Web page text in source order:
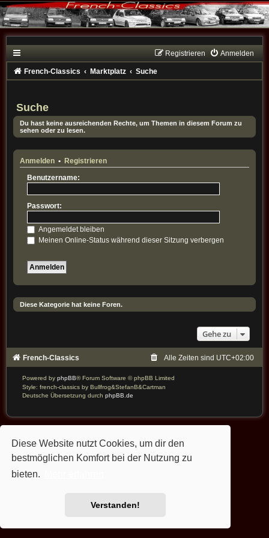
Diese Website nutzt Cookies, um dir den
bestmöglichen Komfort bei der Nutzung zu
bieten.
Verstanden!
Anmelden
Registrieren
French-Classics Marktplatz Suche
Suche
Du hast keine ausreichenden Rechte, um Themen in diesem Forum zu
sehen oder zu lesen.
Anmelden• Registrieren
Benutzername:
Passwort:
Angemeldet bleiben
Meinen Online-Status während dieser Sitzung verbergen
Diese Kategorie hat keine Foren.
Gehe zu
French-Classics Alle Zeiten sind UTC+02:00
Powered by phpBB® Forum Software © phpBB Limited
Style: french-classics by Bullfrog&StefanB&Cartman
Deutsche Übersetzung durch phpBB.de